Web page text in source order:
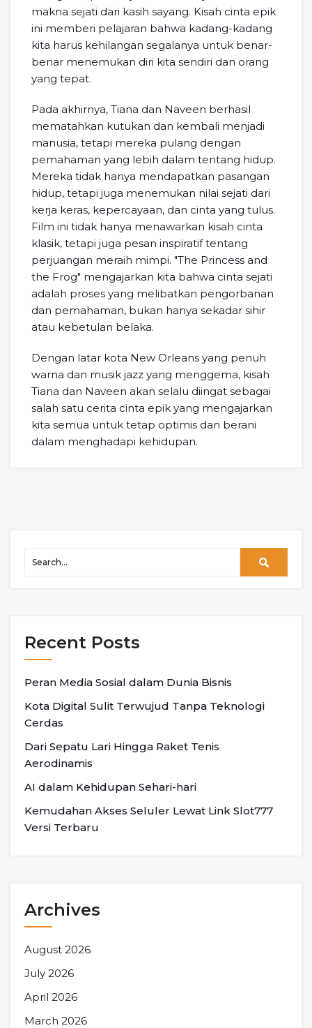
makna sejati dari kasih sayang. Kisah cinta epik
ini memberi pelajaran bahwa kadang-kadang
kita harus kehilangan segalanya untuk benar-
benar menemukan diri kita sendiri dan orang
yang tepat.
Pada akhirnya, Tiana dan Naveen berhasil
mematahkan kutukan dan kembali menjadi
manusia, tetapi mereka pulang dengan
pemahaman yang lebih dalam tentang hidup.
Mereka tidak hanya mendapatkan pasangan
hidup, tetapi juga menemukan nilai sejati dari
kerja keras, kepercayaan, dan cinta yang tulus.
Film ini tidak hanya menawarkan kisah cinta
klasik, tetapi juga pesan inspiratif tentang
perjuangan meraih mimpi. "The Princess and
the Frog" mengajarkan kita bahwa cinta sejati
adalah proses yang melibatkan pengorbanan
dan pemahaman, bukan hanya sekadar sihir
atau kebetulan belaka.
Dengan latar kota New Orleans yang penuh
warna dan musik jazz yang menggema, kisah
Tiana dan Naveen akan selalu diingat sebagai
salah satu cerita cinta epik yang mengajarkan
kita semua untuk tetap optimis dan berani
dalam menghadapi kehidupan.
Recent Posts
Peran Media Sosial dalam Dunia Bisnis
Kota Digital Sulit Terwujud Tanpa Teknologi
Cerdas
Dari Sepatu Lari Hingga Raket Tenis
Aerodinamis
AI dalam Kehidupan Sehari-hari
Kemudahan Akses Seluler Lewat Link Slot777
Versi Terbaru
Archives
August 2026
July 2026
April 2026
March 2026